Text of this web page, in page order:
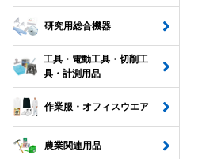
研究用総合機器
工具・電動工具・切削工
具・計測用品
作業服・オフィスウエア
農業関連用品